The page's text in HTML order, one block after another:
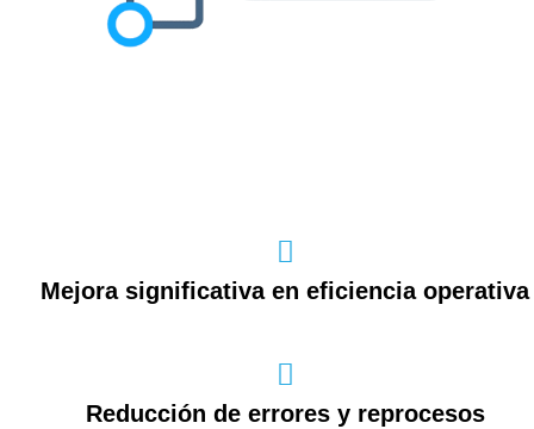
Mejora significativa en eficiencia operativa
Reducción de errores y reprocesos